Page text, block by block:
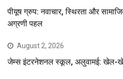
पीयूष ग्रुप: नवाचार, स्थिरता और
अग्रणी पहल
August 2, 2026
जेम्स इंटरनेशनल स्कूल, अलुवामई: खेल-खेल